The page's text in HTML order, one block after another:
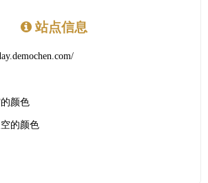
站点信息
颜色
的颜色